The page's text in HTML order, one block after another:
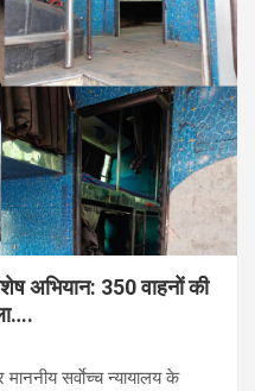
अभियान: 350 वाहनों की
सर्वाेच्च न्यायालय के